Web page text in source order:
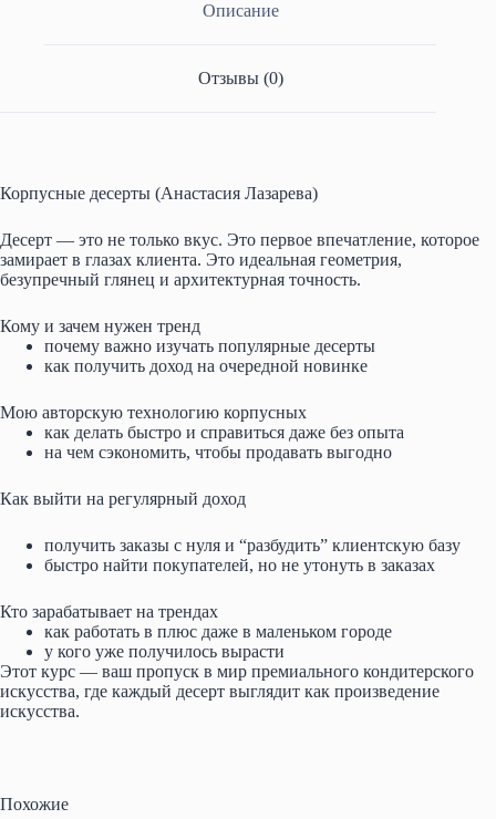
ni
Описание
Отзывы (0)
Корпусные десерты (Анастасия Лазарева)
Десерт — это не только вкус. Это первое впечатление, которое
замирает в глазах клиента. Это идеальная геометрия,
безупречный глянец и архитектурная точность.
Кому и зачем нужен тренд
почему важно изучать популярные десерты
как получить доход на очередной новинке
Мою авторскую технологию корпусных
как делать быстро и справиться даже без опыта
на чем сэкономить, чтобы продавать выгодно
Как выйти на регулярный доход
получить заказы с нуля и “разбудить” клиентскую базу
быстро найти покупателей, но не утонуть в заказах
Кто зарабатывает на трендах
как работать в плюс даже в маленьком городе
у кого уже получилось вырасти
Этот курс — ваш пропуск в мир премиального кондитерского
искусства, где каждый десерт выглядит как произведение
искусства.
Похожие